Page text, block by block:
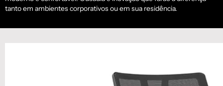
tanto em ambientes corporativos ou em sua residência.